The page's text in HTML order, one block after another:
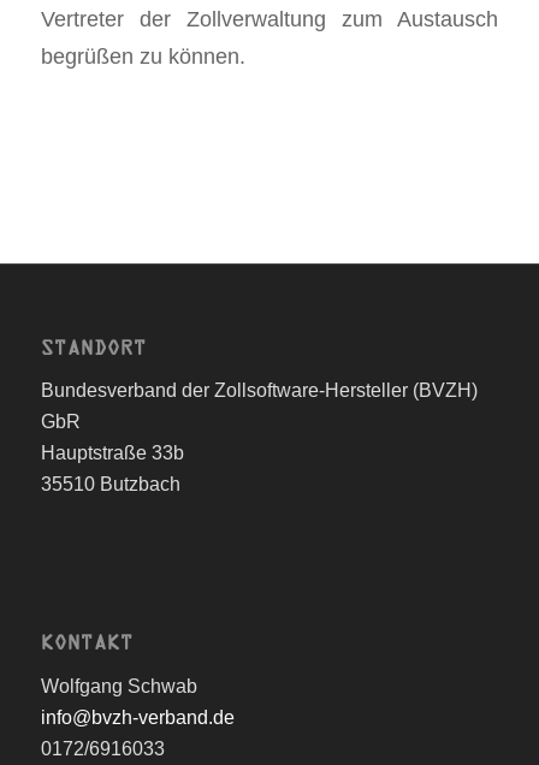
Vertreter der Zollverwaltung zum Austausch
begrüßen zu können.
STANDORT
Bundesverband der Zollsoftware-Hersteller (BVZH)
GbR
Hauptstraße 33b
35510 Butzbach
KONTAKT
Wolfgang Schwab
info@bvzh-verband.de
0172/6916033